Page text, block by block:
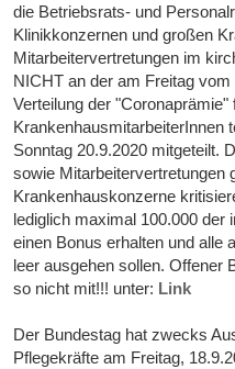
die Betriebsrats- und
Klinikkonzernen und großen
Mitarbeitervertretungen im
NICHT an der am Freitag
Verteilung der "Coronaprämie"
KrankenhausmitarbeiterInnen
Sonntag 20.9.2020 mitgeteilt.
sowie Mitarbeitervertretungen
Krankenhauskonzerne
lediglich maximal 100.000 der
einen Bonus erhalten und alle
leer ausgehen sollen. Offener
so nicht mit!!! unter: Link
Der Bundestag hat zwecks
Pflegekräfte am Freitag,